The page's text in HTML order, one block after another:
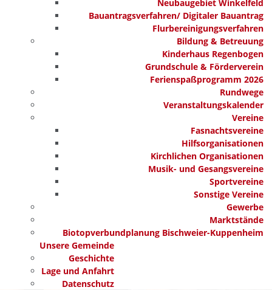
Neubaugebiet Winkelfeld
Bauantragsverfahren/ Digitaler Bauantrag
Flurbereinigungsverfahren
Bildung & Betreuung
Kinderhaus Regenbogen
Grundschule & Förderverein
Ferienspaßprogramm 2026
Rundwege
Veranstaltungskalender
Vereine
Fasnachtsvereine
Hilfsorganisationen
Kirchlichen Organisationen
Musik- und Gesangsvereine
Sportvereine
Sonstige Vereine
Gewerbe
Marktstände
Biotopverbundplanung Bischweier-Kuppenheim
Unsere Gemeinde
Geschichte
Lage und Anfahrt
Datenschutz